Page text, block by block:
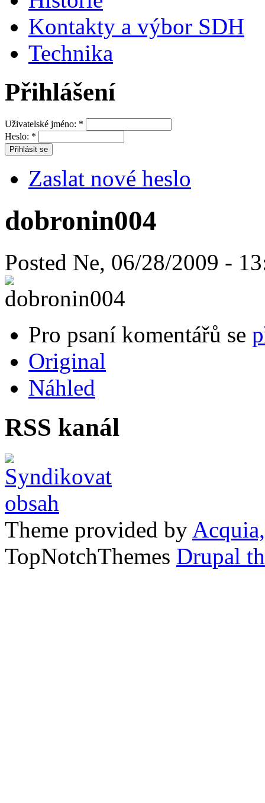
Kontakty a výbor SDH
Technika
Přihlášení
Uživatelské jméno: *
Heslo: *
Zaslat nové heslo
dobronin004
Posted Ne, 06/28/2009 -
Pro psaní komentářů se
Original
Náhled
RSS kanál
Theme provided by
TopNotchThemes Drupal